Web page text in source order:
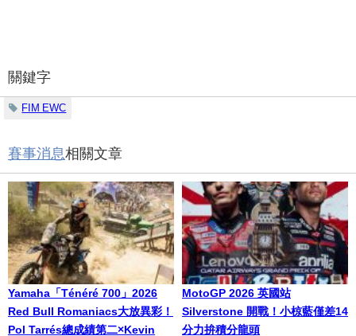
關鍵字
FIM EWC
賽事消息相關文章
Yamaha「Ténéré 700」2026
Red Bull Romaniacs大放異彩！
Pol Tarrés總成績第二×Kevin
MotoGP 2026 英國站
Silverstone 開戰！小椋藍僅差14
分力拚積分龍頭